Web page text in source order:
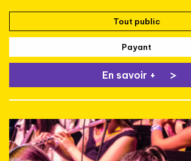
Tout public
Payant
En savoir +